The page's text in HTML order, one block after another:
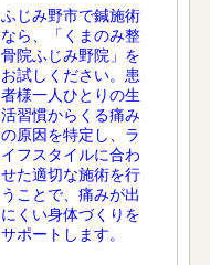
ふじみ野市で鍼施術
なら、「くまのみ整
骨院ふじみ野院」を
お試しください。患
者様一人ひとりの生
活習慣からくる痛み
の原因を特定し、ラ
イフスタイルに合わ
せた適切な施術を行
うことで、痛みが出
にくい身体づくりを
サポートします。